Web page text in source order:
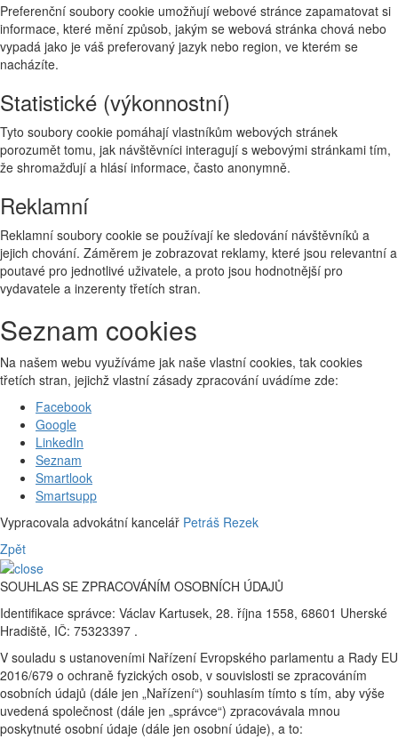
Preferenční soubory cookie umožňují webové stránce zapamatovat si
informace, které mění způsob, jakým se webová stránka chová nebo
vypadá jako je váš preferovaný jazyk nebo region, ve kterém se
nacházíte.
Statistické (výkonnostní)
Tyto soubory cookie pomáhají vlastníkům webových stránek
porozumět tomu, jak návštěvníci interagují s webovými stránkami tím,
že shromažďují a hlásí informace, často anonymně.
Reklamní
Reklamní soubory cookie se používají ke sledování návštěvníků a
jejich chování. Záměrem je zobrazovat reklamy, které jsou relevantní a
poutavé pro jednotlivé uživatele, a proto jsou hodnotnější pro
vydavatele a inzerenty třetích stran.
Seznam cookies
Na našem webu využíváme jak naše vlastní cookies, tak cookies
třetích stran, jejichž vlastní zásady zpracování uvádíme zde:
Facebook
Google
LinkedIn
Seznam
Smartlook
Smartsupp
Vypracovala advokátní kancelář Petráš Rezek
Zpět
SOUHLAS SE ZPRACOVÁNÍM OSOBNÍCH ÚDAJŮ
Identifikace správce: Václav Kartusek, 28. října 1558, 68601 Uherské
Hradiště, IČ: 75323397 .
V souladu s ustanoveními Nařízení Evropského parlamentu a Rady EU
2016/679 o ochraně fyzických osob, v souvislosti se zpracováním
osobních údajů (dále jen „Nařízení“) souhlasím tímto s tím, aby výše
uvedená společnost (dále jen „správce“) zpracovávala mnou
poskytnuté osobní údaje (dále jen osobní údaje), a to: